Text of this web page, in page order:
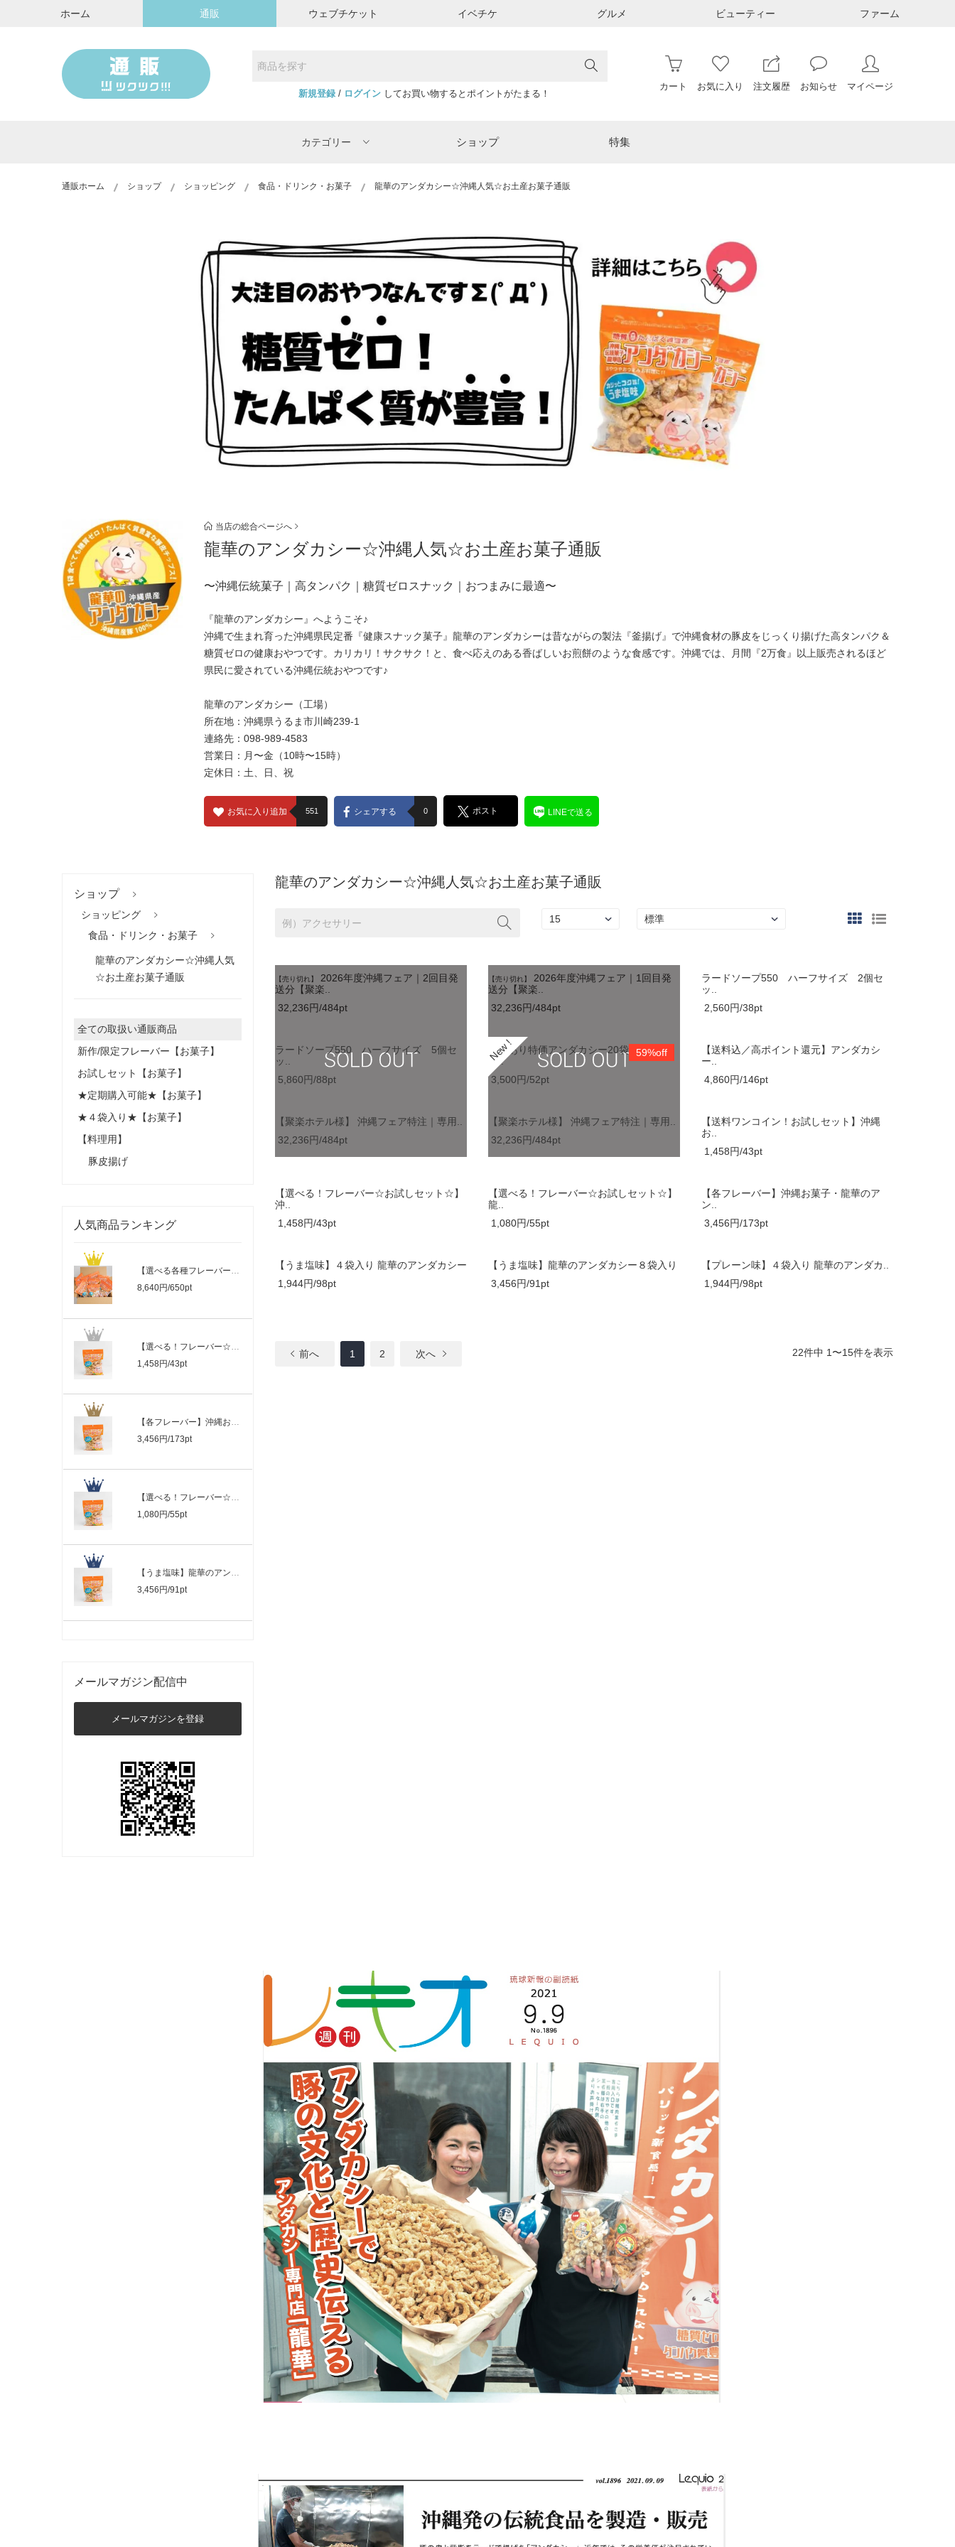
ホーム 通販 ウェブチケット イベチケ グルメ ビューティー ファーム
新規登録/ ログインしてお買い物するとポイントがたまる！
カート お気に入り 注文履歴 お知らせ マイページ
カテゴリー ショップ 特集
通販ホーム ショップ ショッピング 食品・ドリンク・お菓子 龍華のアンダカシー☆沖縄人気☆お土産お菓子通販
当店の総合ページへ
龍華のアンダカシー☆沖縄人気☆お土産お菓子通販
〜沖縄伝統菓子｜高タンパク｜糖質ゼロスナック｜おつまみに最適〜
『龍華のアンダカシー』へようこそ♪
沖縄で生まれ育った沖縄県民定番『健康スナック菓子』龍華のアンダカシーは昔ながらの製法『釜揚げ』で沖縄食材の豚皮をじっくり揚げた高タンパク＆
糖質ゼロの健康おやつです。カリカリ！サクサク！と、食べ応えのある香ばしいお煎餅のような食感です。沖縄では、月間『2万食』以上販売されるほど
県民に愛されている沖縄伝統おやつです♪
龍華のアンダカシー（工場）
所在地：沖縄県うるま市川崎239-1
連絡先：098-989-4583
営業日：月〜金（10時〜15時）
定休日：土、日、祝
お気に入り追加 551 シェアする 0 ポスト LINEで送る
ショップ
ショッピング
食品・ドリンク・お菓子
龍華のアンダカシー☆沖縄人気
☆お土産お菓子通販
全ての取扱い通販商品
新作/限定フレーバー【お菓子】
お試しセット【お菓子】
★定期購入可能★【お菓子】
★４袋入り★【お菓子】
【料理用】
豚皮揚げ
人気商品ランキング
【選べる各種フレーバー】☆高ポイント還..
8,640円/650pt
1,458円/43pt
3,456円/173pt
【選べる！フレーバー☆お試しセット☆】龍..
1,080円/55pt
【うま塩味】龍華のアンダカシー８袋入り
3,456円/91pt
メールマガジン配信中
メールマガジンを登録
龍華のアンダカシー☆沖縄人気☆お土産お菓子通販
【売り切れ】
2026年度沖縄フェア｜2回目発
送分【聚楽..
32,236円/484pt
【売り切れ】
2026年度沖縄フェア｜1回目発
送分【聚楽..
32,236円/484pt
ラードソープ550 ハーフサイズ 2個セ
ッ..
2,560円/38pt
ラードソープ550 ハーフサイズ 5個セ
ッ..
5,860円/88pt
59%off
【訳あり特価アンダカシー20袋入】 通
常..
3,500円/52pt
【送料込／高ポイント還元】アンダカシ
ー..
4,860円/146pt
【聚楽ホテル様】 沖縄フェア特注｜専用..
32,236円/484pt
【聚楽ホテル様】 沖縄フェア特注｜専用..
32,236円/484pt
【送料ワンコイン！お試しセット】沖縄
お..
1,458円/43pt
【選べる！フレーバー☆お試しセット☆】
沖..
1,458円/43pt
【選べる！フレーバー☆お試しセット☆】
龍..
1,080円/55pt
【各フレーバー】沖縄お菓子・龍華のア
ン..
3,456円/173pt
【うま塩味】４袋入り 龍華のアンダカシー
1,944円/98pt
【うま塩味】龍華のアンダカシー８袋入り
3,456円/91pt
【プレーン味】４袋入り 龍華のアンダカ..
1,944円/98pt
前へ 1 2 次へ 22件中 1〜15件を表示